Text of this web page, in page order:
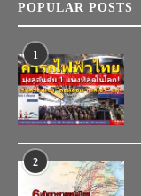
POPULAR POSTS
1
2